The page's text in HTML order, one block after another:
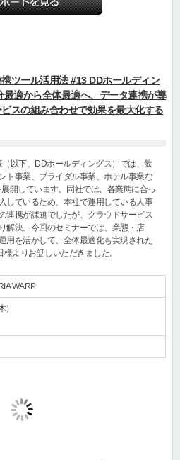
ツール活用法 #13 DDホールディン
適から全体最適へ、データ連携が導
スの組み合わせで効果を最大化する
以下、DDホールディングス）では、飲
ト事業、ブライダル事業、ホテル事業な
開しています。同社では、各業態に合っ
しているため、本社で運用している人事
連携が課題でしたが、クラウドサービス
解決。今回のセミナーでは、業態・店
用を活かして、全体最適化も実現された
よりお話しいただきました。
WARP
）